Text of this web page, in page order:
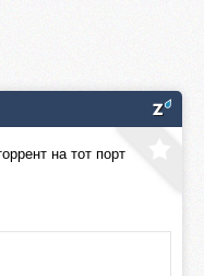
на тот порт